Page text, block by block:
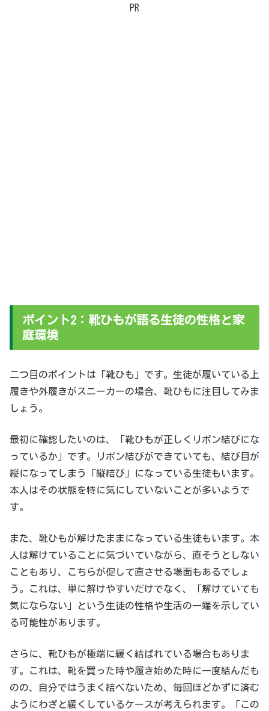
PR
ポイント2：靴ひもが語る生徒の性格と家
庭環境
二つ目のポイントは「靴ひも」です。生徒が履いている上
履きや外履きがスニーカーの場合、靴ひもに注目してみま
しょう。
最初に確認したいのは、「靴ひもが正しくリボン結びにな
っているか」です。リボン結びができていても、結び目が
縦になってしまう「縦結び」になっている生徒もいます。
本人はその状態を特に気にしていないことが多いようで
す。
また、靴ひもが解けたままになっている生徒もいます。本
人は解けていることに気づいていながら、直そうとしない
こともあり、こちらが促して直させる場面もあるでしょ
う。これは、単に解けやすいだけでなく、「解けていても
気にならない」という生徒の性格や生活の一端を示してい
る可能性があります。
さらに、靴ひもが極端に緩く結ばれている場合もありま
す。これは、靴を買った時や履き始めた時に一度結んだも
のの、自分ではうまく結べないため、毎回ほどかずに済む
ようにわざと緩くしているケースが考えられます。「この